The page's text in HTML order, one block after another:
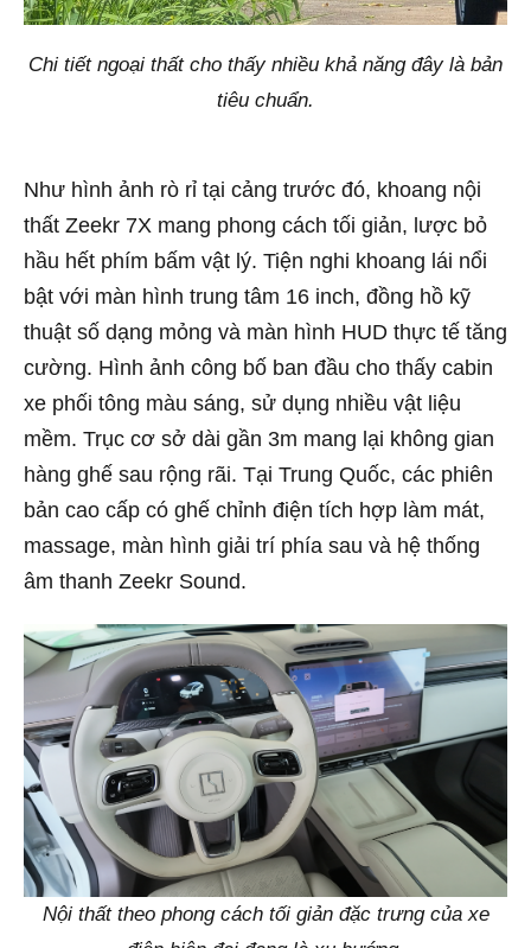
Chi tiết ngoại thất cho thấy nhiều khả năng đây là bản
tiêu chuẩn.
Như hình ảnh rò rỉ tại cảng trước đó, khoang nội
thất Zeekr 7X mang phong cách tối giản, lược bỏ
hầu hết phím bấm vật lý. Tiện nghi khoang lái nổi
bật với màn hình trung tâm 16 inch, đồng hồ kỹ
thuật số dạng mỏng và màn hình HUD thực tế tăng
cường. Hình ảnh công bố ban đầu cho thấy cabin
xe phối tông màu sáng, sử dụng nhiều vật liệu
mềm. Trục cơ sở dài gần 3m mang lại không gian
hàng ghế sau rộng rãi. Tại Trung Quốc, các phiên
bản cao cấp có ghế chỉnh điện tích hợp làm mát,
massage, màn hình giải trí phía sau và hệ thống
âm thanh Zeekr Sound.
Nội thất theo phong cách tối giản đặc trưng của xe